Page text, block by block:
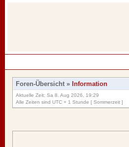
Foren-Übersicht » Information
Aktuelle Zeit: Sa 8. Aug 2026, 19:29
Alle Zeiten sind UTC + 1 Stunde [ Sommerzeit ]